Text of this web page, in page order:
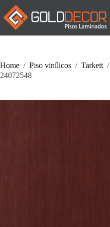
Pular
para
conteúdo
Home / Piso vinílicos / Tarkett /
24072548